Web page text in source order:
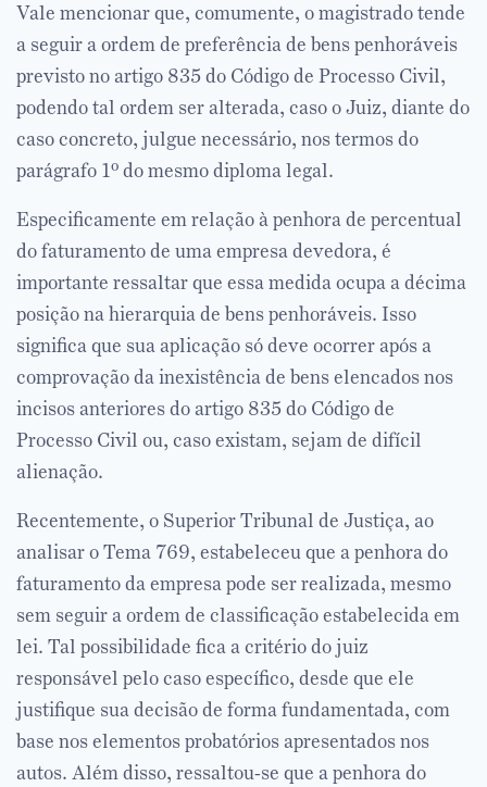
Vale mencionar que, comumente, o magistrado tende
a seguir a ordem de preferência de bens penhoráveis
previsto no artigo 835 do Código de Processo Civil,
podendo tal ordem ser alterada, caso o Juiz, diante do
caso concreto, julgue necessário, nos termos do
parágrafo 1º do mesmo diploma legal.
Especificamente em relação à penhora de percentual
do faturamento de uma empresa devedora, é
importante ressaltar que essa medida ocupa a décima
posição na hierarquia de bens penhoráveis. Isso
significa que sua aplicação só deve ocorrer após a
comprovação da inexistência de bens elencados nos
incisos anteriores do artigo 835 do Código de
Processo Civil ou, caso existam, sejam de difícil
alienação.
Recentemente, o Superior Tribunal de Justiça, ao
analisar o Tema 769, estabeleceu que a penhora do
faturamento da empresa pode ser realizada, mesmo
sem seguir a ordem de classificação estabelecida em
lei. Tal possibilidade fica a critério do juiz
responsável pelo caso específico, desde que ele
justifique sua decisão de forma fundamentada, com
base nos elementos probatórios apresentados nos
autos. Além disso, ressaltou-se que a penhora do